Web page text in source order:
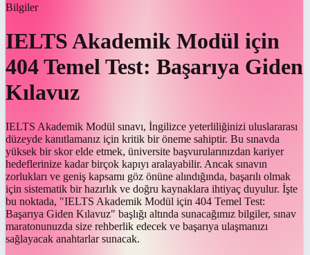
Bilgiler
IELTS Akademik Modül için
404 Temel Test: Başarıya Giden
Kılavuz
IELTS Akademik Modül sınavı, İngilizce yeterliliğinizi uluslararası
düzeyde kanıtlamanız için kritik bir öneme sahiptir. Bu sınavda
yüksek bir skor elde etmek, üniversite başvurularınızdan kariyer
hedeflerinize kadar birçok kapıyı aralayabilir. Ancak sınavın
zorlukları ve geniş kapsamı göz önüne alındığında, başarılı olmak
için sistematik bir hazırlık ve doğru kaynaklara ihtiyaç duyulur. İşte
bu noktada, "IELTS Akademik Modül için 404 Temel Test:
Başarıya Giden Kılavuz" başlığı altında sunacağımız bilgiler, sınav
maratonunuzda size rehberlik edecek ve başarıya ulaşmanızı
sağlayacak anahtarlar sunacak.